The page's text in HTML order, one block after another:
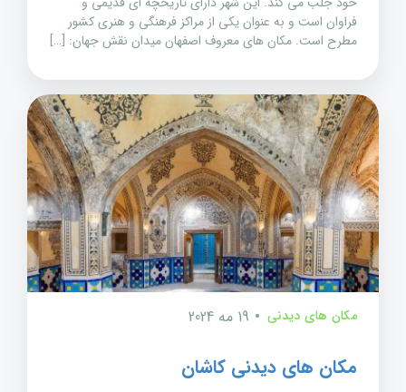
فراوان است و به عنوان یکی از مراکز فرهنگی و هنری کشور
مطرح است. مکان های معروف اصفهان میدان نقش جهان: […]
مکان های دیدنی 19 مه 2024
مکان های دیدنی کاشان